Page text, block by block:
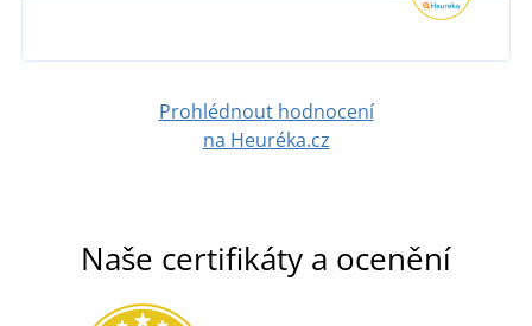
Prohlédnout hodnocení
na Heuréka.cz
Naše certifikáty a ocenění